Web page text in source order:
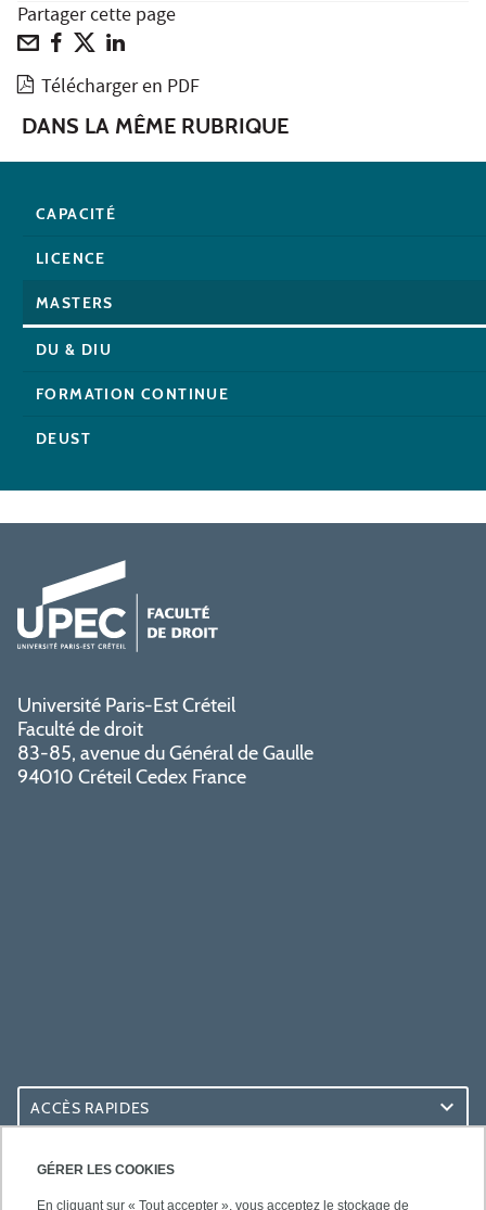
GÉRER LES COOKIES
En cliquant sur « Tout accepter », vous acceptez le stockage de
Partager cette page
Télécharger en PDF
DANS LA MÊME RUBRIQUE
CAPACITÉ
LICENCE
MASTERS
DU & DIU
FORMATION CONTINUE
DEUST
Université Paris-Est Créteil
Faculté de droit
83-85, avenue du Général de Gaulle
94010 Créteil Cedex France
ACCÈS RAPIDES
ACCÈS PRATIQUES